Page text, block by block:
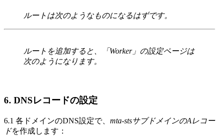
ルートは次のようなものになるはずです。
ルートを追加すると、「Worker」の設定ページは
次のようになります。
6. DNSレコードの設定
6.1 各ドメインのDNS設定で、 mta-stsサブドメインのAレコー
ドを作成します：